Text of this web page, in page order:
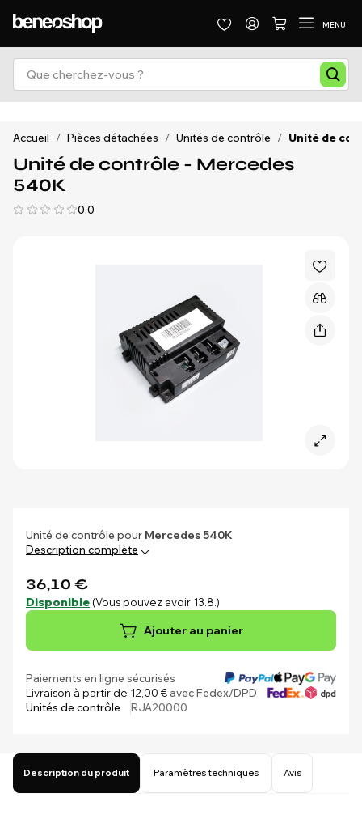
MENU
Accueil / Pièces détachées / Unités de contrôle / Unité de
Unité de contrôle - Mercedes
540K
0.0
Unité de contrôle pour Mercedes 540K
Description complète
36,10 €
Disponible (Vous pouvez avoir 13.8.)
Ajouter au panier
Paiements en ligne sécurisés
Livraison à partir de 12,00 €avec Fedex/DPD
Unités de contrôle
RJA20000
Description du produit Paramètres techniques Avis